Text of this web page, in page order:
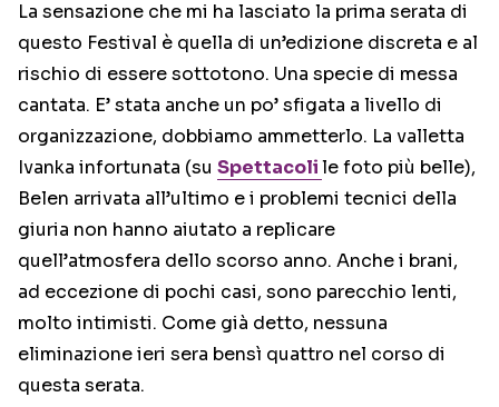
La sensazione che mi ha lasciato la prima serata di
questo Festival è quella di un’edizione discreta e al
rischio di essere sottotono. Una specie di messa
cantata. E’ stata anche un po’ sfigata a livello di
organizzazione, dobbiamo ammetterlo. La valletta
Ivanka infortunata (su Spettacolile foto più belle),
Belen arrivata all’ultimo e i problemi tecnici della
giuria non hanno aiutato a replicare
quell’atmosfera dello scorso anno. Anche i brani,
ad eccezione di pochi casi, sono parecchio lenti,
molto intimisti. Come già detto, nessuna
eliminazione ieri sera bensì quattro nel corso di
questa serata.